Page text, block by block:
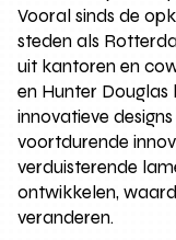
Vooral sinds de
steden als
uit kantoren en
en Hunter Douglas
innovatieve
voortdurende
verduisterende
ontwikkelen,
veranderen.